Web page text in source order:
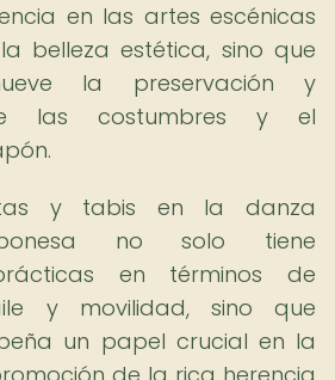
en las artes escénicas
belleza estética, sino que
la preservación y
las costumbres y el
y tabis en la danza
no solo tiene
en términos de
y movilidad, sino que
un papel crucial en la